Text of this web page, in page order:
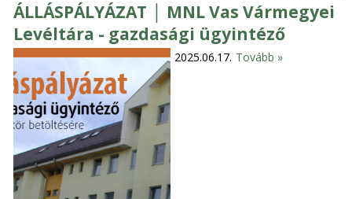
ÁLLÁSPÁLYÁZAT │ MNL Vas Vármegyei
Levéltára - gazdasági ügyintéző
2025.06.17. Tovább »